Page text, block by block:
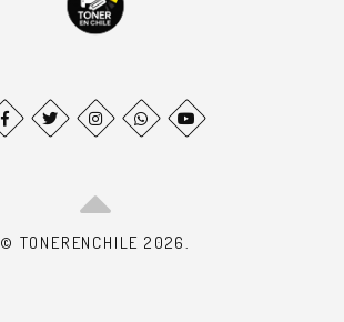
© TONERENCHILE 2026.